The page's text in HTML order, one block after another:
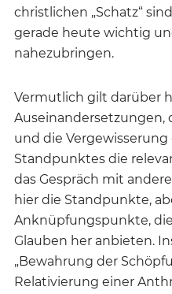
christlichen „Schatz“
gerade heute wichtig
nahezubringen.
Vermutlich gilt darüber
Auseinandersetzungen,
und die Vergewisserung
Standpunktes die
das Gespräch mit
hier die Standpunkte,
Anknüpfungspunkte,
Glauben her anbieten.
„Bewahrung der
Relativierung einer